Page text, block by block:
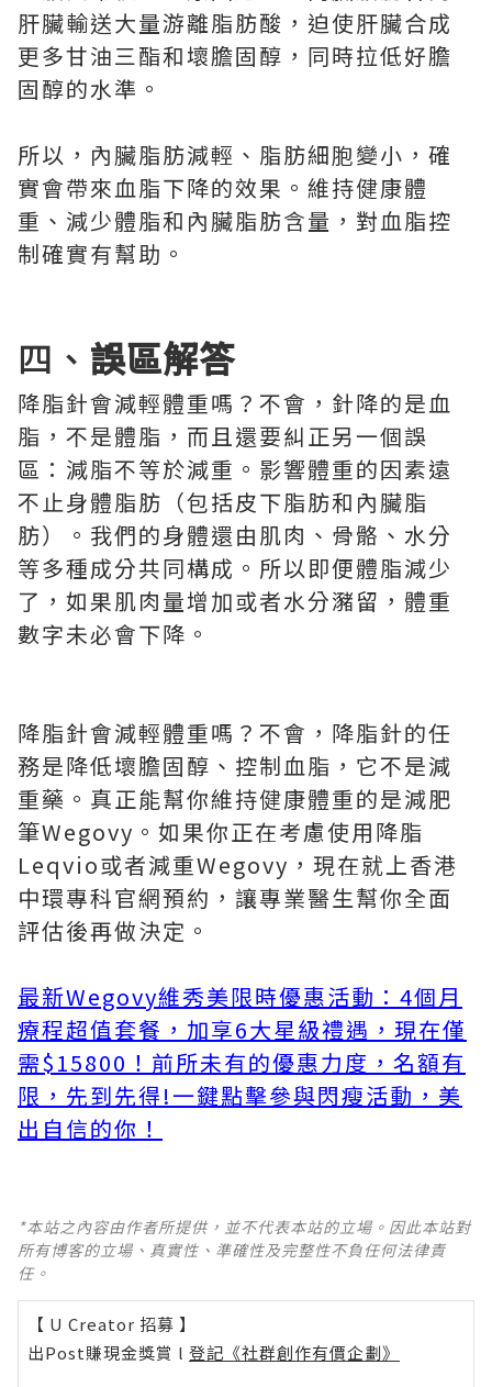
肝臟輸送大量游離脂肪酸，迫使肝臟合成
更多甘油三酯和壞膽固醇，同時拉低好膽
固醇的水準。
所以，內臟脂肪減輕、脂肪細胞變小，確
實會帶來血脂下降的效果。維持健康體
重、減少體脂和內臟脂肪含量，對血脂控
制確實有幫助。
四、 誤區解答
降脂針會減輕體重嗎？不會，針降的是血
脂，不是體脂，而且還要糾正另一個誤
區：減脂不等於減重。影響體重的因素遠
不止身體脂肪（包括皮下脂肪和內臟脂
肪）。我們的身體還由肌肉、骨骼、水分
等多種成分共同構成。所以即便體脂減少
了，如果肌肉量增加或者水分瀦留，體重
數字未必會下降。
降脂針會減輕體重嗎？不會，降脂針的任
務是降低壞膽固醇、控制血脂，它不是減
重藥。真正能幫你維持健康體重的是減肥
筆Wegovy。如果你正在考慮使用降脂
Leqvio或者減重Wegovy，現在就上香港
中環專科官網預約，讓專業醫生幫你全面
評估後再做決定。
最新Wegovy維秀美限時優惠活動：4個月
療程超值套餐，加享6大星級禮遇，現在僅
需$15800！前所未有的優惠力度，名額有
限，先到先得!一鍵點擊參與閃瘦活動，美
出自信的你！
*本站之內容由作者所提供，並不代表本站的立場。因此本站對
所有博客的立場、真實性、準確性及完整性不負任何法律責
任。
【 U Creator 招募 】
出Post賺現金獎賞 l 登記《社群創作有價企劃》